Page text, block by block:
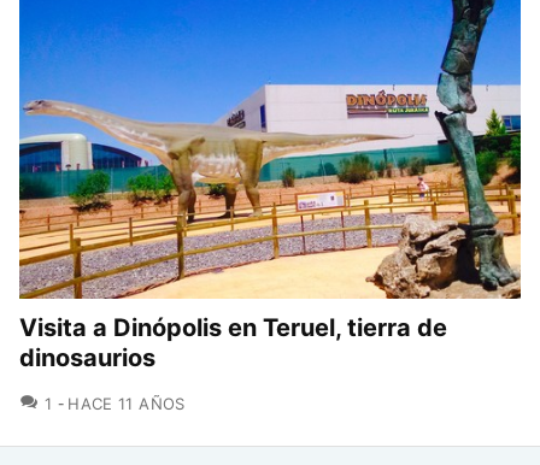
Visita a Dinópolis en Teruel, tierra de
dinosaurios
1 COMENTARIOS
HACE 11 AÑOS